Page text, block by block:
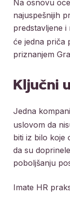
Na osnovu
najuspešnijih
predstavljene i
će jedna priča
priznanjem
Ključni
Jedna
uslovom da
biti iz bilo koje
da su
poboljšanju
Imate HR